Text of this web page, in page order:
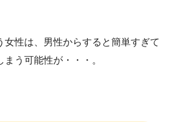
女性は、男性からすると簡単すぎて
う可能性が・・・。